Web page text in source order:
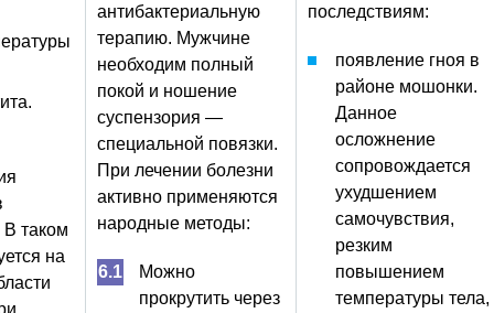
таком
на
антибактериальную
терапию. Мужчине
необходим полный
покой и ношение
суспензория —
специальной повязки.
При лечении болезни
активно применяются
народные методы:
Можно
прокрутить через
последствиям:
появление гноя в
районе мошонки.
Данное
осложнение
сопровождается
ухудшением
самочувствия,
резким
повышением
температуры тела,